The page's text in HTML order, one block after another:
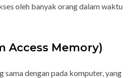
oleh banyak orang dalam waktu
Access Memory)
sama dengan pada komputer, yang